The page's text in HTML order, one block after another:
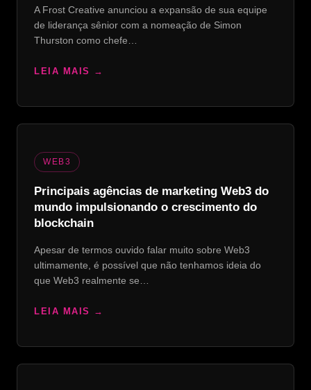
A Frost Creative anunciou a expansão de sua equipe
de liderança sênior com a nomeação de Simon
Thurston como chefe…
LEIA MAIS
WEB3
Principais agências de marketing Web3 do
mundo impulsionando o crescimento do
blockchain
Apesar de termos ouvido falar muito sobre Web3
ultimamente, é possível que não tenhamos ideia do
que Web3 realmente se…
LEIA MAIS